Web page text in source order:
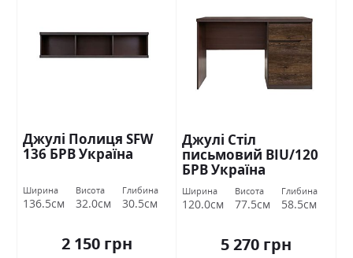
Джулі Полиця SFW
136 БРВ Україна
Ширина
136.5см
Висота
32.0см
Глибина
30.5см
2 150 грн
Джулі Стіл
письмовий BIU/120
БРВ Україна
Ширина
120.0см
Висота
77.5см
Глибина
58.5см
5 270 грн